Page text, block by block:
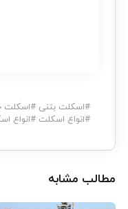
#اسکلت بتنی #اسکلت
#انواع اسکلت #انواع
مطالب مشابه